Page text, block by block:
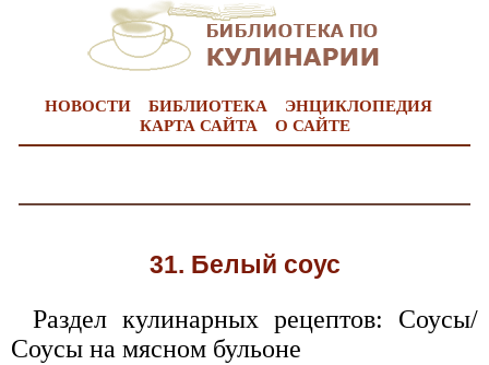
НОВОСТИ БИБЛИОТЕКА
ЭНЦИКЛОПЕДИЯ
КАРТА САЙТА
О САЙТЕ
31. Белый соус
Раздел кулинарных рецептов: Соусы/
Соусы на мясном бульоне